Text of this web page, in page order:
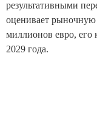
результативными
оценивает рыночную
миллионов евро, его
2029 года.